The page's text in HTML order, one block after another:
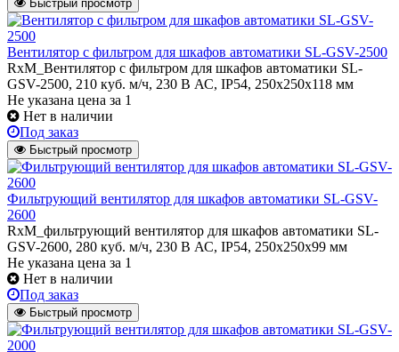
Быстрый просмотр
Вентилятор с фильтром для шкафов автоматики SL-GSV-2500
RxM_Вентилятор с фильтром для шкафов автоматики SL-
GSV-2500, 210 куб. м/ч, 230 В АС, IP54, 250x250x118 мм
Не указана цена за 1
Нет в наличии
Под заказ
Быстрый просмотр
Фильтрующий вентилятор для шкафов автоматики SL-GSV-
2600
RxM_фильтрующий вентилятор для шкафов автоматики SL-
GSV-2600, 280 куб. м/ч, 230 В АС, IP54, 250x250x99 мм
Не указана цена за 1
Нет в наличии
Под заказ
Быстрый просмотр